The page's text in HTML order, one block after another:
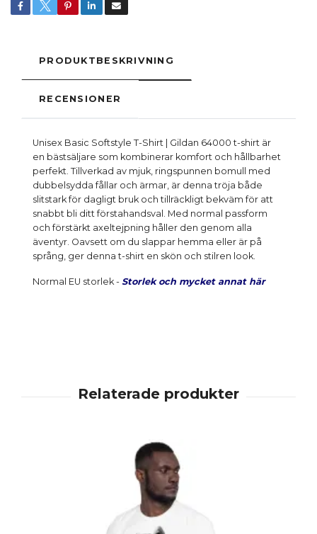
PRODUKTBESKRIVNING
RECENSIONER
Unisex Basic Softstyle T-Shirt | Gildan 64000 t-shirt är
en bästsäljare som kombinerar komfort och hållbarhet
perfekt. Tillverkad av mjuk, ringspunnen bomull med
dubbelsydda fållar och ärmar, är denna tröja både
slitstark för dagligt bruk och tillräckligt bekväm för att
snabbt bli ditt förstahandsval. Med normal passform
och förstärkt axeltejpning håller den genom alla
äventyr. Oavsett om du slappar hemma eller är på
språng, ger denna t-shirt en skön och stilren look.
Normal EU storlek - Storlek och mycket annat här